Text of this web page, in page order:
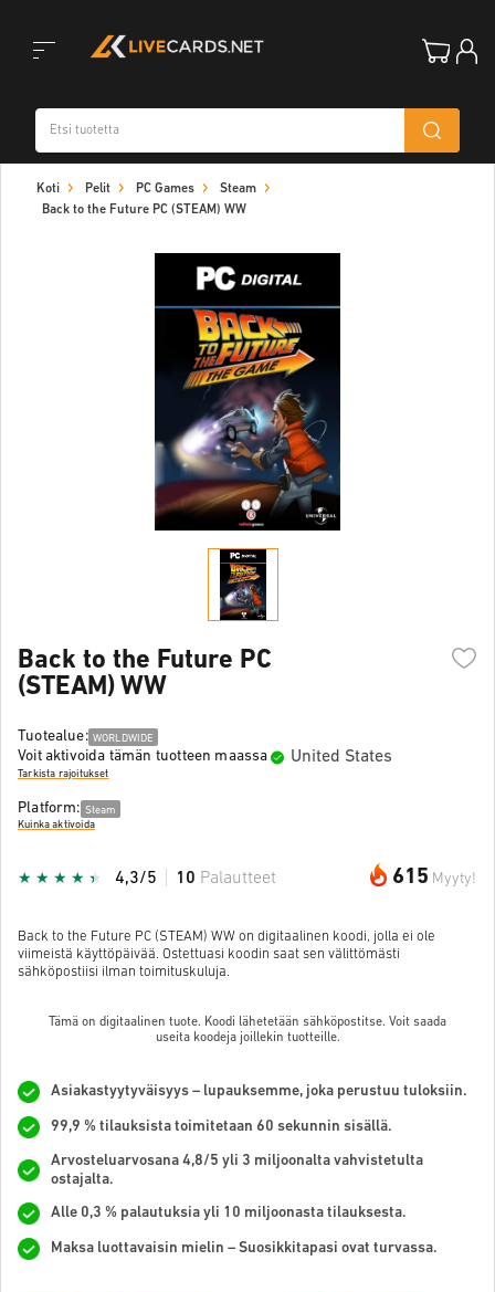
navigation
Koti Pelit PC Games
Steam
Back to the Future PC (STEAM) WW
Back to the Future PC
(STEAM) WW
Tuotealue: WORLDWIDE
Voit aktivoida tämän tuotteen maassa United States
Tarkista rajoitukset
Platform: Steam
Kuinka aktivoida
615 Myyty!
4,3/5 10 Palautteet
Back to the Future PC (STEAM) WW on digitaalinen koodi, jolla ei ole
viimeistä käyttöpäivää. Ostettuasi koodin saat sen välittömästi
sähköpostiisi ilman toimituskuluja.
Tämä on digitaalinen tuote. Koodi lähetetään sähköpostitse. Voit saada
useita koodeja joillekin tuotteille.
Asiakastyytyväisyys – lupauksemme, joka perustuu tuloksiin.
99,9 % tilauksista toimitetaan 60 sekunnin sisällä.
Arvosteluarvosana 4,8/5 yli 3 miljoonalta vahvistetulta
ostajalta.
Alle 0,3 % palautuksia yli 10 miljoonasta tilauksesta.
Maksa luottavaisin mielin – Suosikkitapasi ovat turvassa.